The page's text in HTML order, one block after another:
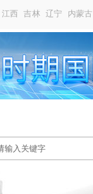
江西 吉林 辽宁 内蒙古